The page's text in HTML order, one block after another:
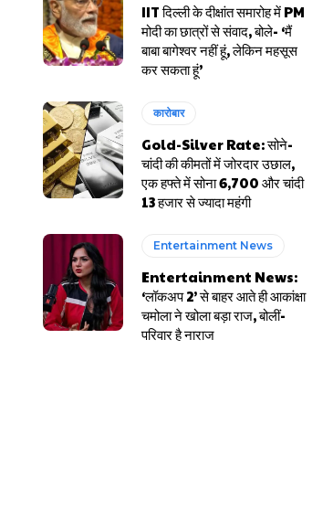
IIT दिल्ली के दीक्षांत समारोह में PM
मोदी का छात्रों से संवाद, बोले- ‘मैं
बाबा बागेश्वर नहीं हूं, लेकिन महसूस
कर सकता हूं’
कारोबार
Gold-Silver Rate: सोने-
चांदी की कीमतों में जोरदार उछाल,
एक हफ्ते में सोना ₹6,700 और चांदी
₹13 हजार से ज्यादा महंगी
Entertainment News
Entertainment News:
‘लॉकअप 2’ से बाहर आते ही आकांक्षा
चमोला ने खोला बड़ा राज, बोलीं-
परिवार है नाराज